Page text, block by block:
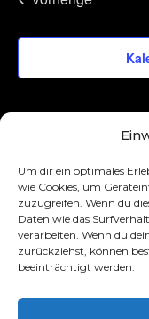
Um dir ein optimales
wie Cookies, um
zuzugreifen. Wenn du
Daten wie das
verarbeiten. Wenn du
zurückziehst, können
beeinträchtigt werden.